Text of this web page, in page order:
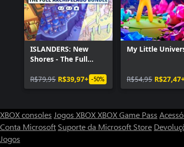
Paper. Com uma base de fãs grande e forte,
comunidade, compartilhando abertamente
e melhorando a experiência geral do jogo.
ISLANDERS: New
Shores - The Full
R$79,95 R$39,97+ -50%
My Little
R$54,95
XBOX consoles Jogos XBOXXBOX Game Pass
Conta Microsoft Suporte da Microsoft Store
Jogos